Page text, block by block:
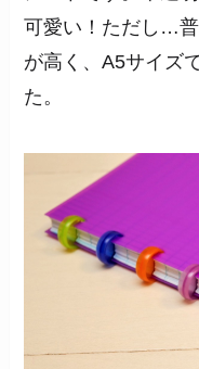
可愛い！ただし…
が高く、A5サイズ
た。